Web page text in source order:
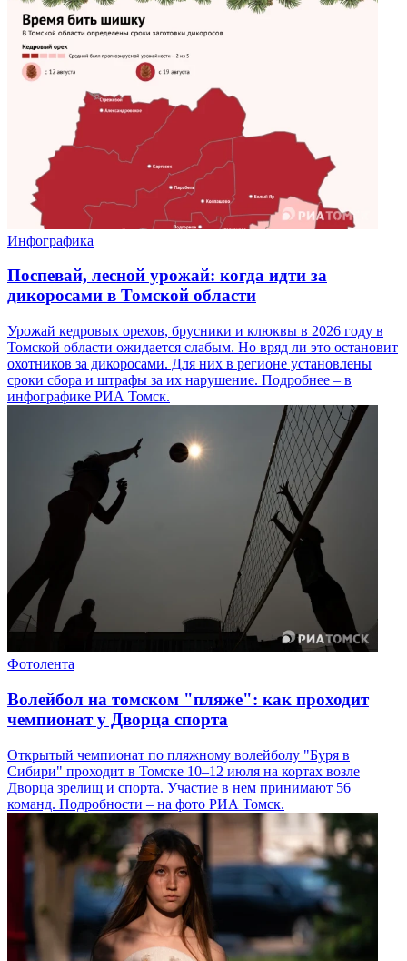
Инфографика
Поспевай, лесной урожай: когда идти за
дикоросами в Томской области
Урожай кедровых орехов, брусники и клюквы в 2026 году в
Томской области ожидается слабым. Но вряд ли это остановит
охотников за дикоросами. Для них в регионе установлены
сроки сбора и штрафы за их нарушение. Подробнее – в
инфографике РИА Томск.
Фотолента
Волейбол на томском "пляже": как проходит
чемпионат у Дворца спорта
Открытый чемпионат по пляжному волейболу "Буря в
Сибири" проходит в Томске 10–12 июля на кортах возле
Дворца зрелищ и спорта. Участие в нем принимают 56
команд. Подробности – на фото РИА Томск.